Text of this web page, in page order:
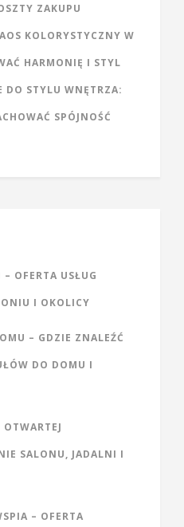
ZAKUPU
KOLORYSTYCZNY W
HARMONIĘ I STYL
DO STYLU WNĘTRZA:
SPÓJNOŚĆ
OFERTA USŁUG
I OKOLICY
– GDZIE ZNALEŹĆ
DO DOMU I
SALONU, JADALNI I
– OFERTA